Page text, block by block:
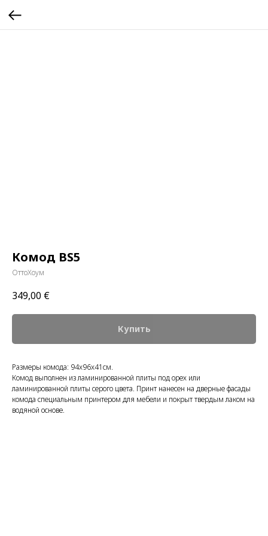
Комод BS5
ОттоХоум
349,00 €
Купить
Размеры комода: 94x96x41см.
Комод выполнен из ламинированной плиты под орех или
ламинированной плиты серого цвета. Принт нанесен на дверные фасады
комода специальным принтером для мебели и покрыт твердым лаком на
водяной основе.